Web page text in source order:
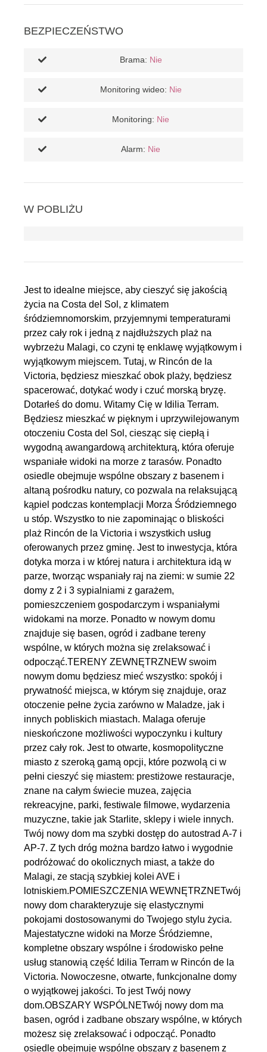
BEZPIECZEŃSTWO
Brama: Nie
Monitoring wideo: Nie
Monitoring: Nie
Alarm: Nie
W POBLIŻU
Jest to idealne miejsce, aby cieszyć się jakością
życia na Costa del Sol, z klimatem
śródziemnomorskim, przyjemnymi temperaturami
przez cały rok i jedną z najdłuższych plaż na
wybrzeżu Malagi, co czyni tę enklawę wyjątkowym i
wyjątkowym miejscem. Tutaj, w Rincón de la
Victoria, będziesz mieszkać obok plaży, będziesz
spacerować, dotykać wody i czuć morską bryzę.
Dotarłeś do domu. Witamy Cię w Idilia Terram.
Będziesz mieszkać w pięknym i uprzywilejowanym
otoczeniu Costa del Sol, ciesząc się ciepłą i
wygodną awangardową architekturą, która oferuje
wspaniałe widoki na morze z tarasów. Ponadto
osiedle obejmuje wspólne obszary z basenem i
altaną pośrodku natury, co pozwala na relaksującą
kąpiel podczas kontemplacji Morza Śródziemnego
u stóp. Wszystko to nie zapominając o bliskości
plaż Rincón de la Victoria i wszystkich usług
oferowanych przez gminę. Jest to inwestycja, która
dotyka morza i w której natura i architektura idą w
parze, tworząc wspaniały raj na ziemi: w sumie 22
domy z 2 i 3 sypialniami z garażem,
pomieszczeniem gospodarczym i wspaniałymi
widokami na morze. Ponadto w nowym domu
znajduje się basen, ogród i zadbane tereny
wspólne, w których można się zrelaksować i
odpocząć.TERENY ZEWNĘTRZNEW swoim
nowym domu będziesz mieć wszystko: spokój i
prywatność miejsca, w którym się znajduje, oraz
otoczenie pełne życia zarówno w Maladze, jak i
innych pobliskich miastach. Malaga oferuje
nieskończone możliwości wypoczynku i kultury
przez cały rok. Jest to otwarte, kosmopolityczne
miasto z szeroką gamą opcji, które pozwolą ci w
pełni cieszyć się miastem: prestiżowe restauracje,
znane na całym świecie muzea, zajęcia
rekreacyjne, parki, festiwale filmowe, wydarzenia
muzyczne, takie jak Starlite, sklepy i wiele innych.
Twój nowy dom ma szybki dostęp do autostrad A-7 i
AP-7. Z tych dróg można bardzo łatwo i wygodnie
podróżować do okolicznych miast, a także do
Malagi, ze stacją szybkiej kolei AVE i
lotniskiem.POMIESZCZENIA WEWNĘTRZNETwój
nowy dom charakteryzuje się elastycznymi
pokojami dostosowanymi do Twojego stylu życia.
Majestatyczne widoki na Morze Śródziemne,
kompletne obszary wspólne i środowisko pełne
usług stanowią część Idilia Terram w Rincón de la
Victoria. Nowoczesne, otwarte, funkcjonalne domy
o wyjątkowej jakości. To jest Twój nowy
dom.OBSZARY WSPÓLNETwój nowy dom ma
basen, ogród i zadbane obszary wspólne, w których
możesz się zrelaksować i odpocząć. Ponadto
osiedle obejmuje wspólne obszary z basenem z